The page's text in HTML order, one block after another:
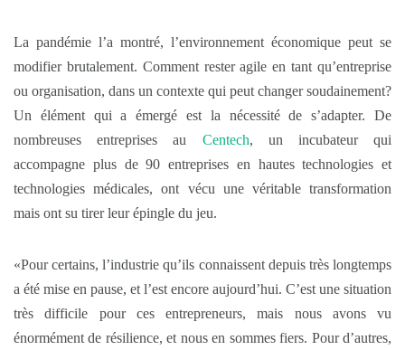
La pandémie l’a montré, l’environnement économique peut se
modifier brutalement. Comment rester agile en tant qu’entreprise
ou organisation, dans un contexte qui peut changer soudainement?
Un élément qui a émergé est la nécessité de s’adapter. De
nombreuses entreprises au Centech, un incubateur qui
accompagne plus de 90 entreprises en hautes technologies et
technologies médicales, ont vécu une véritable transformation
mais ont su tirer leur épingle du jeu.
«Pour certains, l’industrie qu’ils connaissent depuis très longtemps
a été mise en pause, et l’est encore aujourd’hui. C’est une situation
très difficile pour ces entrepreneurs, mais nous avons vu
énormément de résilience, et nous en sommes fiers. Pour d’autres,